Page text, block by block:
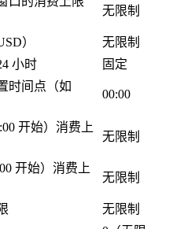
无限制
）
无限制
小时 固定
时间点（如
00:00
开始）消费上
无限制
开始）消费上
无限制
无限制